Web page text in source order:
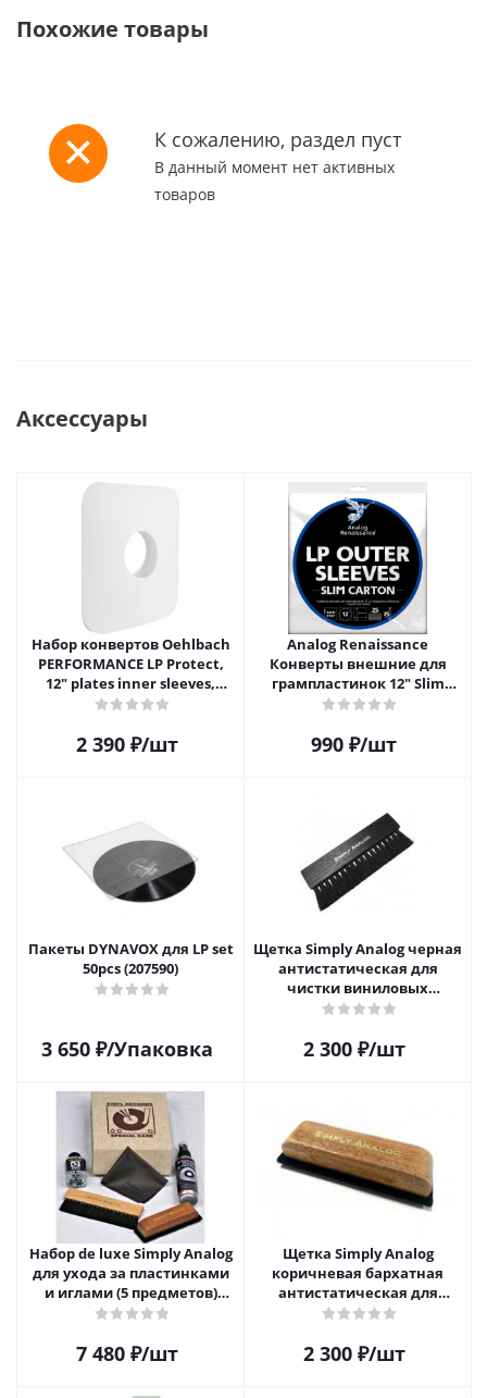
Похожие товары
К сожалению, раздел пуст
В данный момент нет активных
товаров
Аксессуары
Набор конвертов Oehlbach
PERFORMANCE LP Protect,
12" plates inner sleeves,
D1C2611
2 390₽/шт
Analog Renaissance
Конверты внешние для
грампластинок 12" Slim
Carton (25 шт)
990 ₽/шт
Пакеты DYNAVOX для LP set
50pcs (207590)
3 650₽/Упаковка
Щетка Simply Analog черная
антистатическая для
чистки виниловых
пластинок
2 300₽/шт
Набор de luxe Simply Analog
для ухода за пластинками
и иглами (5 предметов)
SAVC005
7 480₽/шт
Щетка Simply Analog
коричневая бархатная
антистатическая для
чистки виниловых
2 300₽/шт